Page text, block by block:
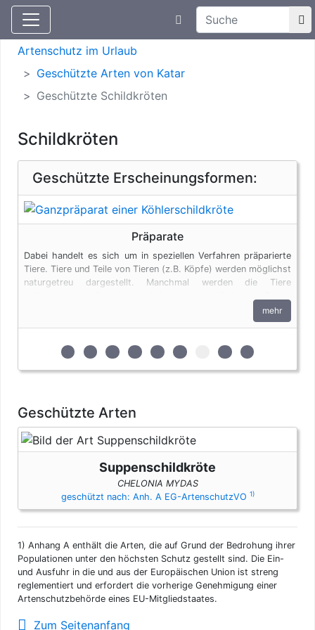
Aktuelle Meldungen
Suchtexteingabe
Artenschutz
Artenschutz im Urlaub
Geschützte Arten von Katar
Geschützte Schildkröten
Schildkröten
Geschützte Erscheinungsformen:
Präparate
Dabei handelt es sich um in speziellen Verfahren präparierte
Tiere. Tiere und Teile von Tieren (z.B. Köpfe) werden möglichst
naturgetreu dargestellt. Manchmal werden die Tiere
dargestellt. Auch Tierpräparate unterliegen den
artenschutzrechtlichen Bestimmungen. Bei privaten Einfuhren
bis zu vier Erzeugnisse von Krokodilen des Anhangs B pro
transportiert werden. Fleisch und Jagdtrophäen sind von
mehr
zur 1. geschützten Erscheinungsform (Eier)
zur 2. geschützten Erscheinungsform
zur 3. geschützten Erscheinungsform
zur 4. geschützten
zur 5. geschützten
zur 6. geschützten
zur 7. geschützten
zur 8.zur 9.
Geschützte Arten
Suppenschildkröte
CHELONIA MYDAS
geschützt nach: Anh. A EG-ArtenschutzVO 1)
1) Anhang A enthält die Arten, die auf Grund der Bedrohung ihrer
Populationen unter den höchsten Schutz gestellt sind. Die Ein-
und Ausfuhr in die und aus der Europäischen Union ist streng
reglementiert und erfordert die vorherige Genehmigung einer
Artenschutzbehörde eines EU-Mitgliedstaates.
Zum Seitenanfang